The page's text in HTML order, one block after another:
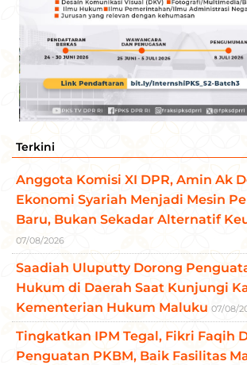
Terkini
Anggota Komisi XI DPR, Amin Ak
Ekonomi Syariah Menjadi Mesin
Baru, Bukan Sekadar Alternatif
07/08/2026
Saadiah Uluputty Dorong
Hukum di Daerah Saat Kunjungi
Kementerian Hukum Maluku 07/08/
Tingkatkan IPM Tegal, Fikri Faqih
Penguatan PKBM, Baik Fasilitas